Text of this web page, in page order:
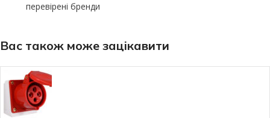
перевірені бренди
Вас також може зацікавити